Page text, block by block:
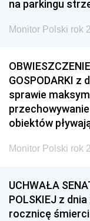
na parkingu
Monitor Polski rok
GOSPODARKI z
sprawie
obiektów
Monitor Polski rok
UCHWAŁA
POLSKIEJ z
rocznicę